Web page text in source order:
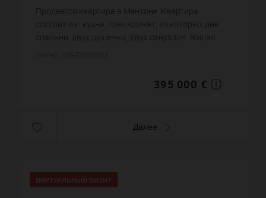
Продается квартира в Ментоне. Квартира
состоит из : кухни, трех комнат, из которых две
спальни, двух душевых, двух санузлов. Жилая
395 000 €
Далее
ВИРТУАЛЬНЫЙ ВИЗИТ